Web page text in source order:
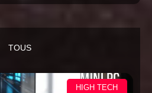
TOUS
HIGH TECH